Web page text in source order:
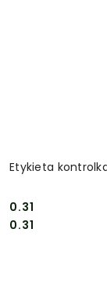
Etykieta
Cena:
0.31
Cena:
0.31